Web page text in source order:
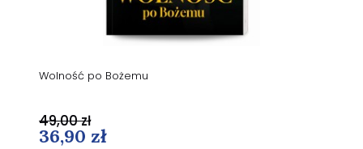
Wolność po Bożemu
36,90 zł
49,00 zł